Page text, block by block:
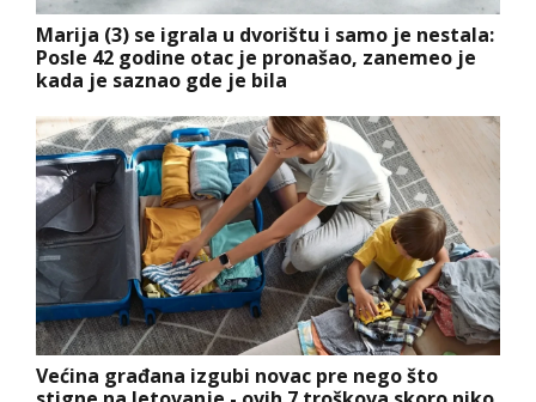
Marija (3) se igrala u dvorištu i samo je nestala:
Posle 42 godine otac je pronašao, zanemeo je
kada je saznao gde je bila
Većina građana izgubi novac pre nego što